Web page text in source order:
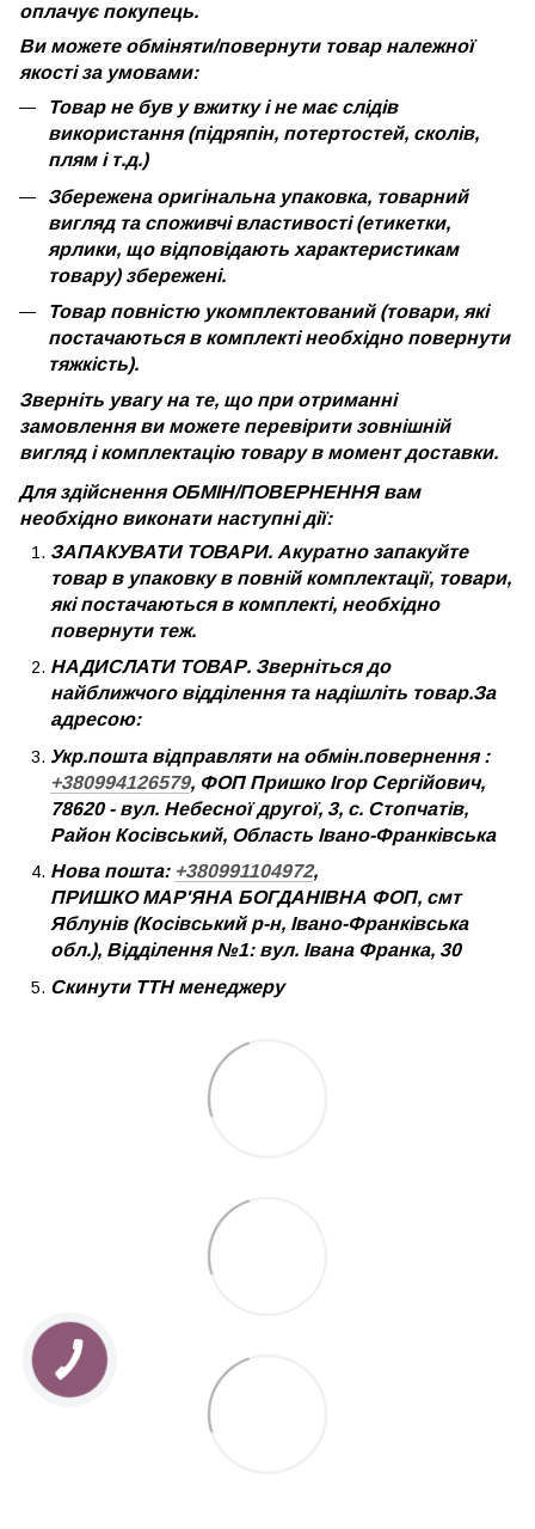
оплачує покупець.
Ви можете обміняти/повернути товар належної
якості за умовами:
Товар не був у вжитку і не має слідів
використання (підряпін, потертостей, сколів,
плям і т.д.)
Збережена оригінальна упаковка, товарний
вигляд та споживчі властивості (етикетки,
ярлики, що відповідають характеристикам
товару) збережені.
Товар повністю укомплектований (товари, які
постачаються в комплекті необхідно повернути
тяжкість).
Зверніть увагу на те, що при отриманні
замовлення ви можете перевірити зовнішній
вигляд і комплектацію товару в момент доставки.
Для здійснення ОБМІН/ПОВЕРНЕННЯ вам
необхідно виконати наступні дії:
ЗАПАКУВАТИ ТОВАРИ. Акуратно запакуйте
товар в упаковку в повній комплектації, товари,
які постачаються в комплекті, необхідно
повернути теж.
НАДИСЛАТИ ТОВАР. Зверніться до
найближчого відділення та надішліть товар.За
адресою:
Укр.пошта відправляти на обмін.повернення :
+380994126579, ФОП Пришко Ігор Сергійович,
78620 - вул. Небесної другої, 3, с. Стопчатів,
Район Косівський, Область Івано-Франківська
Нова пошта: +380991104972,
ПРИШКО МАР'ЯНА БОГДАНІВНА ФОП, смт
Яблунів (Косівський р-н, Івано-Франківська
обл.), Відділення №1: вул. Івана Франка, 30
Скинути ТТН менеджеру